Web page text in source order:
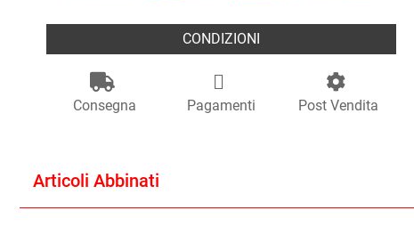
CONDIZIONI
Consegna Pagamenti Post Vendita
Articoli Abbinati